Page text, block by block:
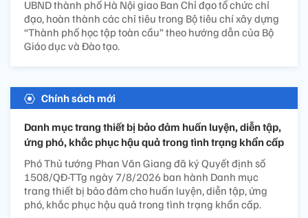
UBND thành phố Hà Nội giao Ban Chỉ đạo tổ chức chỉ
đạo, hoàn thành các chỉ tiêu trong Bộ tiêu chí xây dựng
“Thành phố học tập toàn cầu” theo hướng dẫn của Bộ
Giáo dục và Đào tạo.
Chính sách mới
Danh mục trang thiết bị bảo đảm huấn luyện, diễn tập,
ứng phó, khắc phục hậu quả trong tình trạng khẩn cấp
Phó Thủ tướng Phan Văn Giang đã ký Quyết định số
1508/QĐ-TTg ngày 7/8/2026 ban hành Danh mục
trang thiết bị bảo đảm cho huấn luyện, diễn tập, ứng
phó, khắc phục hậu quả trong tình trạng khẩn cấp.